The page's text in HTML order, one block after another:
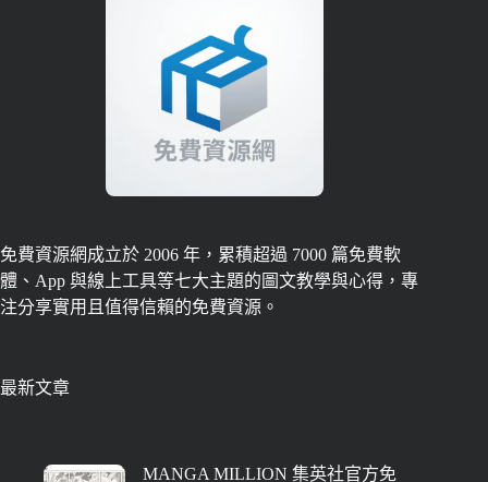
免費資源網成立於 2006 年，累積超過 7000 篇免費軟
體、App 與線上工具等七大主題的圖文教學與心得，專
注分享實用且值得信賴的免費資源。
最新文章
MANGA MILLION 集英社官方免